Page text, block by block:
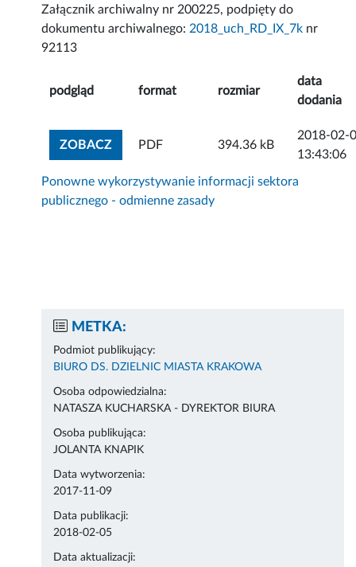
Załącznik archiwalny nr 200225, podpięty do
dokumentu archiwalnego: 2018_uch_RD_IX_7k nr
92113
podgląd format rozmiar
data
dodania
ZOBACZZOBACZ ZAŁĄCZNIK
PDF 394.36 kB
2018-02-
13:43:06
Ponowne wykorzystywanie informacji sektora
publicznego - odmienne zasady
METKA:
Podmiot publikujący:
BIURO DS. DZIELNIC MIASTA KRAKOWA
Osoba odpowiedzialna:
NATASZA KUCHARSKA - DYREKTOR BIURA
Osoba publikująca:
JOLANTA KNAPIK
Data wytworzenia:
2017-11-09
Data publikacji:
2018-02-05
Data aktualizacji: